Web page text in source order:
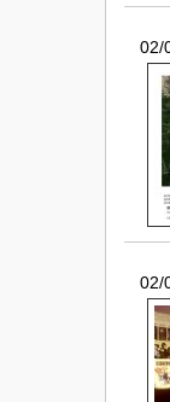
02/
02/